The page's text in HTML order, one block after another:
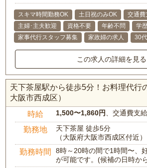
スキマ時間勤務OK 土日祝のみOK
交通費
主婦･主夫歓迎
資格不要 年齢不問
学
家事代行スタッフ募集
家政婦の求人 30
この求人の詳細を見る
天下茶屋駅から徒歩5分！お料理代行
大阪市西成区）
時給 1,500〜1,860円 、交通費支
勤務地
天下茶屋 徒歩5分
（大阪府大阪市西成区付近）
勤務時間
8時～20時の間で1時間〜、
が可能です。(候補の日時か